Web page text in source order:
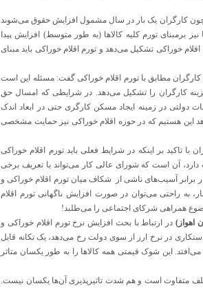
چون کارگران یک بار در سال مشمول افزایش حقوق می‌شوند
برمبنای تورم کلیه کالاها (به طور متوسط) افزایش پیدا
خوراکی تشکیل می‌دهد و تورم اقلام خوراکی باید مبنای
مطابق با تورم اقلام خوراکی گفت: مسئله این است
و دارو، بیش از ۹۰ درصد سبد هزینه کارگران را تشکیل می‌دهد. در شرایطی که امسال حق
دولتی در زمینه ایجاد مسکن کارگری حتی در ابعاد اندک
هستیم که در حوزه اقلام خوراکی نیز حمایت مشخصی
تاکید بر اینکه در شرایط فعلی باید تورم اقلام خوراکی
آن است که شورای عالی کار می‌تواند با تعریف برخی
برابر آسیب‌های ناشی از شکاف میان تورم اقلام خوراکی و
به راحتی می‌توان در صورت افزایش ناگهانی تورم اقلام
همراهی شرکای اجتماعی را می‌طلبد!
اهواز) در ارتباط با بحث افزایش نرخ تورم اقلام خوراکی و
در نرخ ارز از سوی دولت رخ می‌دهد، یک تکانه قابل
این شوک قیمتی همه کالاها را به طور یکسان متاثر
متفاوت است و هم شدت تاثیرپذیری آن‌ها یکسان نیست.